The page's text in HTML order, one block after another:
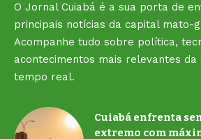
O Jornal Cuiabá é a sua porta de
principais notícias da capital mato-
Acompanhe tudo sobre política,
acontecimentos mais relevantes da
tempo real.
Cuiabá enfrenta
extremo com